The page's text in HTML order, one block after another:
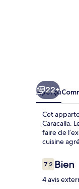
22+
Aperçu
Cet
Caracalla.
faire de
cuisine
Avis
7,27,2 sur 10 –
Bien
4 avis